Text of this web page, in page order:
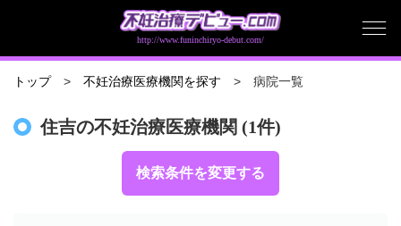
http://www.funinchiryo-debut.com/
トップ 不妊治療医療機関を探す 病院一覧
住吉の不妊治療医療機関 (1件)
検索条件を変更する